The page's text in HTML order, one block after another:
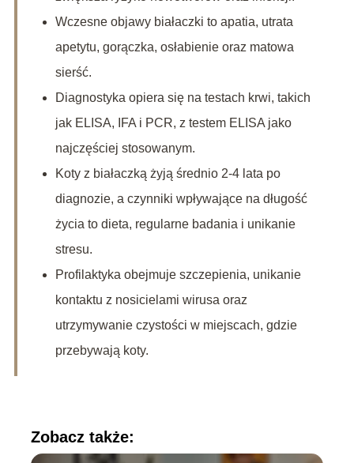
Wczesne objawy białaczki to apatia, utrata
apetytu, gorączka, osłabienie oraz matowa
sierść.
Diagnostyka opiera się na testach krwi, takich
jak ELISA, IFA i PCR, z testem ELISA jako
najczęściej stosowanym.
Koty z białaczką żyją średnio 2-4 lata po
diagnozie, a czynniki wpływające na długość
życia to dieta, regularne badania i unikanie
stresu.
Profilaktyka obejmuje szczepienia, unikanie
kontaktu z nosicielami wirusa oraz
utrzymywanie czystości w miejscach, gdzie
przebywają koty.
Zobacz także: